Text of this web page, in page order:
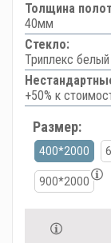
Толщина
40мм
Стекло:
Триплекс белый
+50% к
Размер:
400*2000
900*2000